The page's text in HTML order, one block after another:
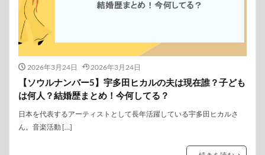
2026年3月24日 2026年3月24日
【ソウルナンバー5】宇多田ヒカルの夫は現在誰？子ども
は何人？結婚歴まとめ！今何してる？
日本を代表するアーティストとして長年活躍している宇多田ヒカルさ
ん。音楽活動 […]